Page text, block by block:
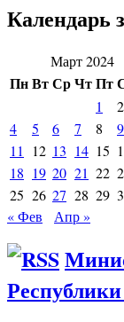
Календарь
Март 2024
ПнВтСрЧтПт
1 2
4
5 6 7 8 9
11
12 13 14 15
18 19 20 21 22
25 26 27 28 29
« Фев
Апр »